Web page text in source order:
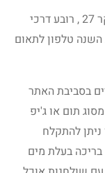
חוות האופק המנחה איך להגיע : רחוב הר בוקר 27 , רובע דרכי
טלפון לתאום
בסביבת האתר
תום או ג'יפ
להתקלח
בעלת מים